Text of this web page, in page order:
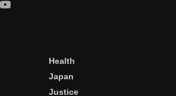
Health
Japan
Justice